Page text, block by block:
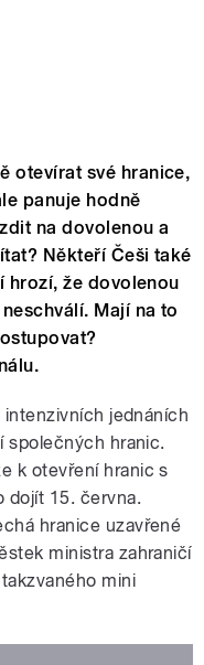
otevírat své hranice,
panuje hodně
na dovolenou a
Někteří Češi také
hrozí, že dovolenou
Mají na to
jednáních
společných hranic.
k otevření hranic s
dojít 15. června.
hranice uzavřené
ministra zahraničí
mini